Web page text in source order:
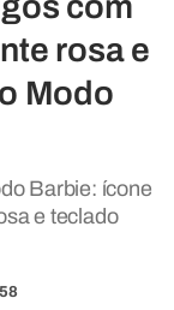
rosa e
Modo
Barbie: ícone
e teclado